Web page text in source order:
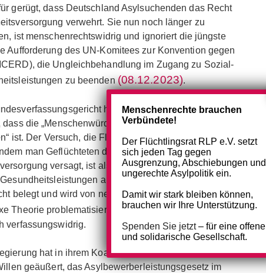
gerügt, dass Deutschland Asylsuchenden das Recht
verwehrt. Sie nun noch länger zu
ist menschenrechtswidrig und ignoriert die jüngste
Aufforderung des UN-Komitees zur Konvention gegen
die Ungleichbehandlung im Zugang zu Sozial-
zu beenden(08.12.2023).
hat schon vor über zehn Jahren
die „Menschenwürde…migrationspolitisch nicht
ist. Der Versuch, die Flucht nach Deutschland zu
man Geflüchteten den Zugang zu notwendiger
versagt, ist also nicht nur unwirksam
als Pull-Faktor für Migration sind
belegt und wird von neuerer Migrationsforschung als
Theorie problematisiert
) und unmenschlich,
verfassungswidrig.
hat in ihrem Koalitionsvertrag den klaren
geäußert, das Asylbewerberleistungsgesetz im
Menschenrechte brauchen
Verbündete!
Der Flüchtlingsrat RLP e.V. setzt
sich jeden Tag gegen
Ausgrenzung, Abschiebungen und
ungerechte Asylpolitik ein.
Damit wir stark bleiben können,
brauchen wir Ihre Unterstützung.
Spenden Sie jetzt– für eine offene
und solidarische Gesellschaft.